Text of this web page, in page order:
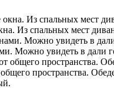
Из спальных мест
Можно увидеть в дали
пространства.